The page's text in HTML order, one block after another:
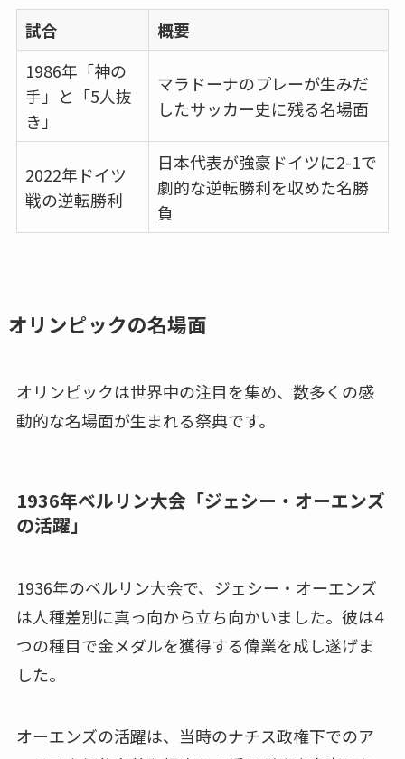
試合
概要
1986年「神の
手」と「5人抜
き」
マラドーナのプレーが生みだ
したサッカー史に残る名場面
2022年ドイツ
戦の逆転勝利
日本代表が強豪ドイツに2-1で
劇的な逆転勝利を収めた名勝
負
オリンピックの名場面
オリンピックは世界中の注目を集め、数多くの感
動的な名場面が生まれる祭典です。
1936年ベルリン大会「ジェシー・オーエンズ
の活躍」
1936年のベルリン大会で、ジェシー・オーエンズ
は人種差別に真っ向から立ち向かいました。彼は4
つの種目で金メダルを獲得する偉業を成し遂げま
した。
オーエンズの活躍は、当時のナチス政権下でのア